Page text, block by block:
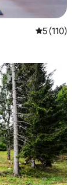
Średnia
5 (110)